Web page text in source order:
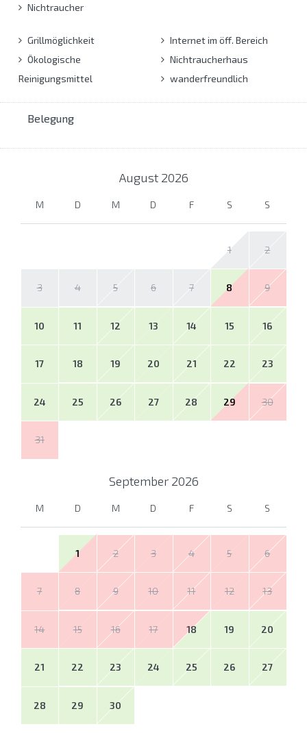
Nichtraucher
Grillmöglichkeit
Ökologische
Reinigungsmittel
Internet im öff. Bereich
Nichtraucherhaus
wanderfreundlich
Belegung
August 2026
M D M D F S S
1 2
3 4 5 6 7 8 9
10 11 12 13 14 15 16
17 18 19 20 21 22 23
24 25 26 27 28 29 30
31
September 2026
M D M D F S S
1 2 3 4 5 6
7 8 9 10 11 12 13
14 15 16 17 18 19 20
21 22 23 24 25 26 27
28 29 30